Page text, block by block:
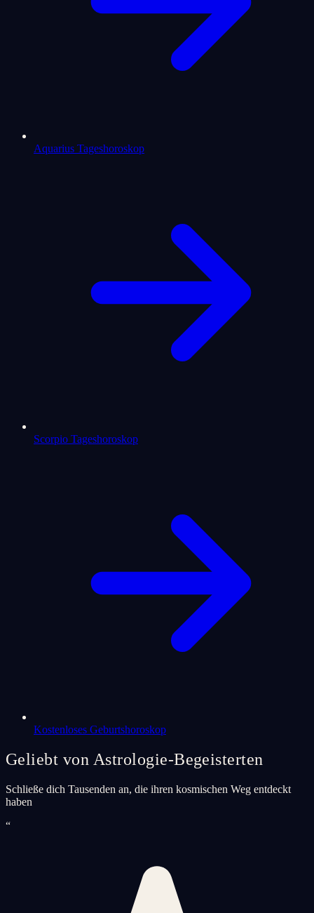
Aquarius Tageshoroskop
Scorpio Tageshoroskop
Kostenloses Geburtshoroskop
Geliebt von Astrologie-Begeisterten
Schließe dich Tausenden an, die ihren kosmischen Weg entdeckt
haben
“